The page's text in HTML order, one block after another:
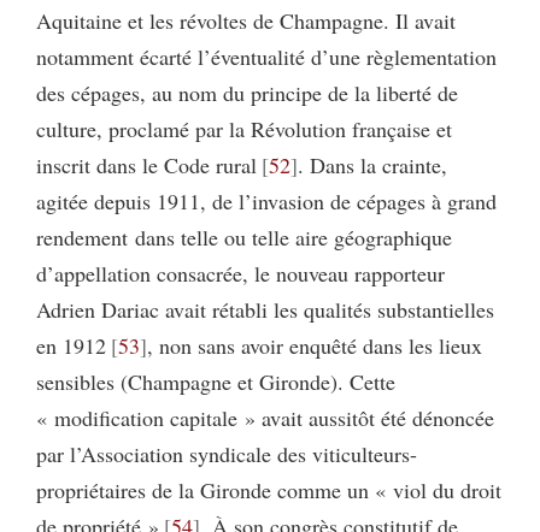
Aquitaine et les révoltes de Champagne. Il avait
notamment écarté l’éventualité d’une règlementation
des cépages, au nom du principe de la liberté de
culture, proclamé par la Révolution française et
inscrit dans le Code rural 52 . Dans la crainte,
agitée depuis 1911, de l’invasion de cépages à grand
rendement dans telle ou telle aire géographique
d’appellation consacrée, le nouveau rapporteur
Adrien Dariac avait rétabli les qualités substantielles
en 1912 53 , non sans avoir enquêté dans les lieux
sensibles (Champagne et Gironde). Cette
« modification capitale » avait aussitôt été dénoncée
par l’Association syndicale des viticulteurs-
propriétaires de la Gironde comme un « viol du droit
de propriété » 54 . À son congrès constitutif de